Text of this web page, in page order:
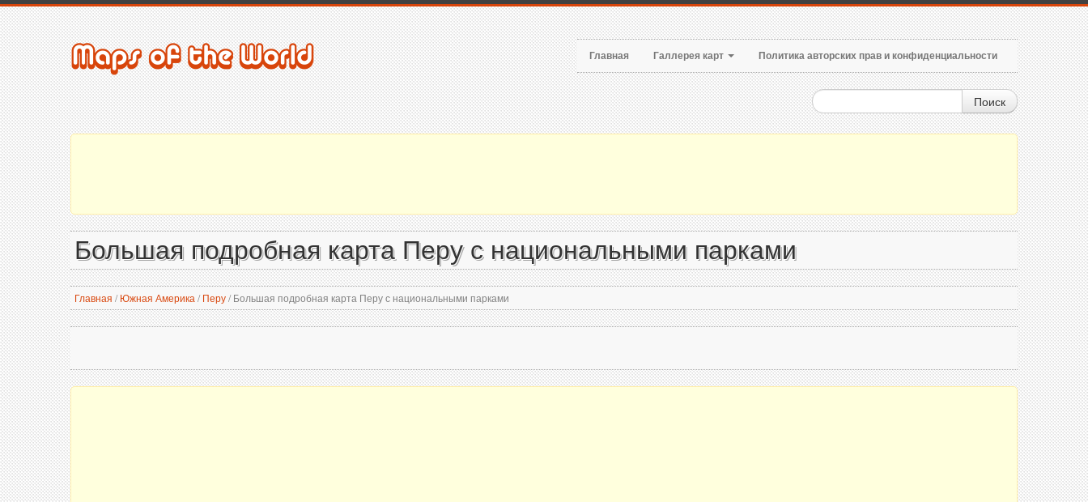
Главная Галлерея карт Политика авторских прав и конфиденциальности
Поиск
Большая подробная карта Перу с национальными парками
Главная / Южная Америка / Перу/Большая подробная карта Перу с национальными парками